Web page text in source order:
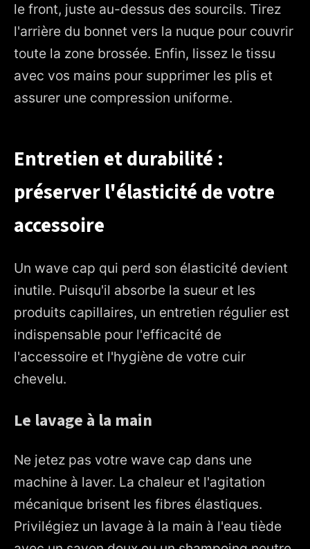
le front, juste au-dessus des sourcils. Tirez
l'arrière du bonnet vers la nuque pour couvrir
toute la zone brossée. Enfin, lissez le tissu
avec vos mains pour supprimer les plis et
assurer une compression uniforme.
Entretien et durabilité :
préserver l'élasticité de votre
accessoire
Un wave cap qui perd son élasticité devient
inutile. Puisqu'il absorbe la sueur et les
produits capillaires, un entretien régulier est
indispensable pour l'efficacité de
l'accessoire et l'hygiène de votre cuir
chevelu.
Le lavage à la main
Ne jetez pas votre wave cap dans une
machine à laver. La chaleur et l'agitation
mécanique brisent les fibres élastiques.
Privilégiez un lavage à la main à l'eau tiède